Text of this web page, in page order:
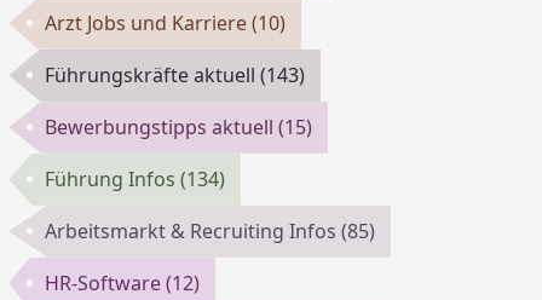
Arzt Jobs und Karriere(10)
Führungskräfte aktuell(143)
Bewerbungstipps aktuell(15)
Führung Infos(134)
Arbeitsmarkt & Recruiting Infos(85)
HR-Software(12)